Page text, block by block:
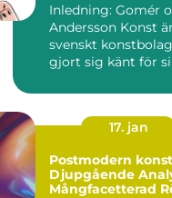
Inledning: Gomér
Andersson Konst
svenskt
gjort sig känt för
17. jan
Postmodern
Djupgående
Mångfacetterad